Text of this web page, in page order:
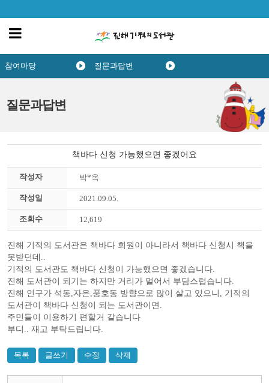
질문과답변
참여마당 질문과답변
책바다 신청 가능했으면 좋겠어요
작성자 박*옥
작성일 2021.09.05.
조회수 12,619
진해 기적의 도서관은 책바다 회원이 아니라서 책바다 신청시 책을
못받던데..
기적의 도서관도 책바다 신청이 가능했으면 좋겠습니다.
진해 도서관이 되기는 하지만 거리가 멀어서 부담스럽습니다.
진해 인구가 석동,자은,풍호동 방향으로 많이 살고 있으니, 기적의
도서관이 책바다 신청이 되는 도서관이면.
주민들이 이용하기 편할거 같습니다
부디.. 재고 부탁드립니다.
목록 글쓰기 수정 삭제